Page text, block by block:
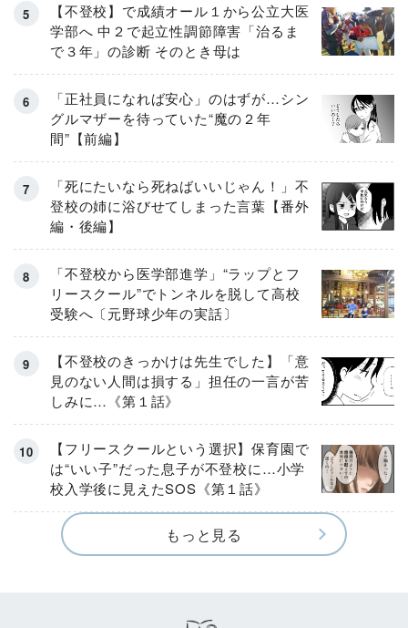
【不登校】で成績オール１から公立大医
学部へ 中２で起立性調節障害「治るま
で３年」の診断 そのとき母は
「正社員になれば安心」のはずが…シン
グルマザーを待っていた“魔の２年
間”【前編】
「死にたいなら死ねばいいじゃん！」不
登校の姉に浴びせてしまった言葉【番外
編・後編】
「不登校から医学部進学」“ラップとフ
リースクール”でトンネルを脱して高校
受験へ〔元野球少年の実話〕
【不登校のきっかけは先生でした】「意
見のない人間は損する」担任の一言が苦
しみに…《第１話》
【フリースクールという選択】保育園で
は“いい子”だった息子が不登校に…小学
校入学後に見えたSOS《第１話》
もっと見る